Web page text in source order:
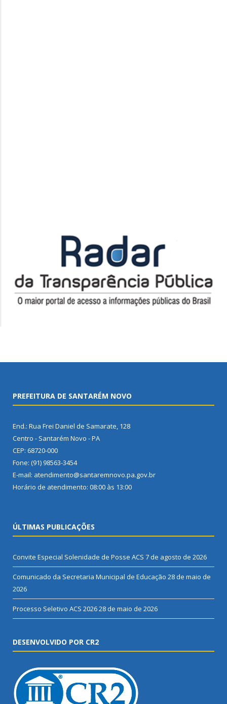
PREFEITURA DE SANTARÉM NOVO
End.: Rua Frei Daniel de Samarate, 128
Centro - Santarém Novo - PA
CEP: 68720-000
Fone: (91) 98563-3454
E-mail: atendimento@santaremnovo.pa.gov.br
Horário de atendimento: 08:00 às 13:00
ÚLTIMAS PUBLICAÇÕES
Convite Especial Solenidade de Posse ACS 7 de agosto de 2026
Comunicado da Secretaria Municipal de Educação 28 de maio de
2026
Processo Seletivo ACS 202628 de maio de 2026
DESENVOLVIDO POR CR2